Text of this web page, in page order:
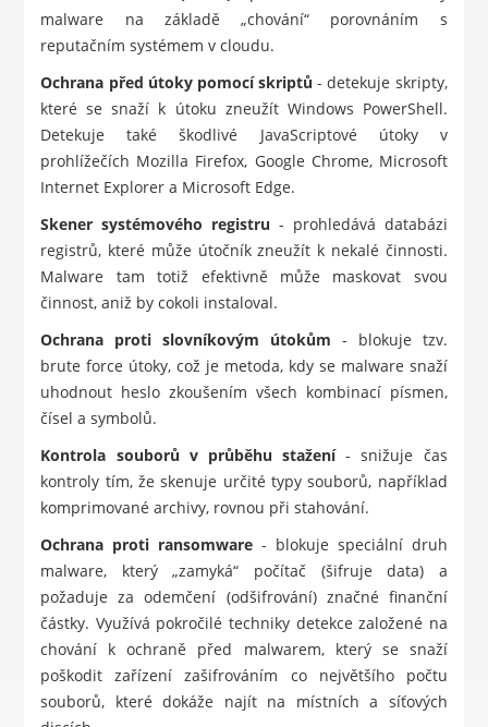
malware na základě „chování“ porovnáním s
reputačním systémem v cloudu.
Ochrana před útoky pomocí skriptů - detekuje skripty,
které se snaží k útoku zneužít Windows PowerShell.
Detekuje také škodlivé JavaScriptové útoky v
prohlížečích Mozilla Firefox, Google Chrome, Microsoft
Internet Explorer a Microsoft Edge.
Skener systémového registru - prohledává databázi
registrů, které může útočník zneužít k nekalé činnosti.
Malware tam totiž efektivně může maskovat svou
činnost, aniž by cokoli instaloval.
Ochrana proti slovníkovým útokům - blokuje tzv.
brute force útoky, což je metoda, kdy se malware snaží
uhodnout heslo zkoušením všech kombinací písmen,
čísel a symbolů.
Kontrola souborů v průběhu stažení- snižuje čas
kontroly tím, že skenuje určité typy souborů, například
komprimované archivy, rovnou při stahování.
Ochrana proti ransomware - blokuje speciální druh
malware, který „zamyká“ počítač (šifruje data) a
požaduje za odemčení (odšifrování) značné finanční
částky. Využívá pokročilé techniky detekce založené na
chování k ochraně před malwarem, který se snaží
poškodit zařízení zašifrováním co největšího počtu
souborů, které dokáže najít na místních a síťových